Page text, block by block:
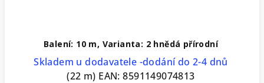
Balení: 10 m, Varianta: 2 hnědá přírodní
Skladem u dodavatele -dodání do 2-4 dnů
(22 m) EAN: 8591149074813